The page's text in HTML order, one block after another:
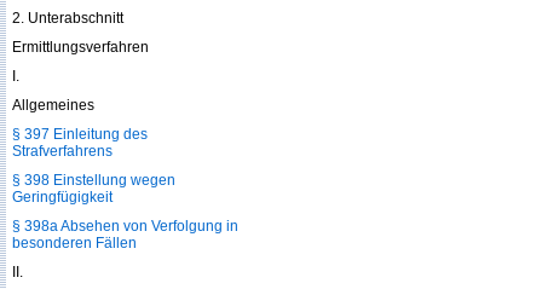
2. Unterabschnitt
Ermittlungsverfahren
I.
Allgemeines
§ 397 Einleitung des
Strafverfahrens
§ 398 Einstellung wegen
Geringfügigkeit
§ 398a Absehen von Verfolgung in
besonderen Fällen
II.